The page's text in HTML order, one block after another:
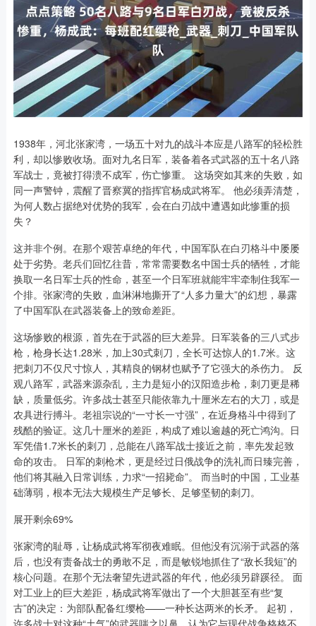
1938年，河北张家湾，一场五十对九的战斗本应是八路军的轻松胜
利，却以惨败收场。面对九名日军，装备着各式武器的五十名八路
军战士，竟被打得溃不成军，伤亡惨重。 这场突如其来的失败，如
同一声警钟，震醒了晋察冀的指挥官杨成武将军。 他必须弄清楚，
为何人数占据绝对优势的我军，会在白刃战中遭遇如此惨重的损
失？
这并非个例。在那个艰苦卓绝的年代，中国军队在白刃格斗中屡屡
处于劣势。老兵们回忆往昔，常常需要数名中国士兵的牺牲，才能
换取一名日军士兵的性命，甚至一个日军班就能牢牢牵制住我军一
个排。张家湾的失败，血淋淋地撕开了“人多力量大”的幻想，暴露
了中国军队在武器装备上的致命差距。
这场惨败的根源，首先在于武器的巨大差异。日军装备的三八式步
枪，枪身长达1.28米，加上30式刺刀，全长可达惊人的1.7米。这
把刺刀不仅尺寸惊人，其精良的钢材也赋予了它强大的杀伤力。 反
观八路军，武器来源杂乱，主力是短小的汉阳造步枪，刺刀更是稀
缺，质量低劣。许多战士甚至只能依靠九十厘米左右的大刀，或是
农具进行搏斗。老祖宗说的“一寸长一寸强”，在近身格斗中得到了
残酷的验证。这几十厘米的差距，构成了难以逾越的死亡鸿沟。日
军凭借1.7米长的刺刀，总能在八路军战士接近之前，率先发起致
命的攻击。 日军的刺枪术，更是经过日俄战争的洗礼而日臻完善，
他们将其融入日常训练，力求“一招毙命”。 而当时的中国，工业基
础薄弱，根本无法大规模生产足够长、足够坚韧的刺刀。
展开剩余69%
张家湾的耻辱，让杨成武将军彻夜难眠。但他没有沉溺于武器的落
后，也没有责备战士的勇敢不足，而是敏锐地抓住了“敌长我短”的
核心问题。在那个无法奢望先进武器的年代，他必须另辟蹊径。 面
对工业上的巨大差距，杨成武将军做出了一个大胆甚至有些“复
古”的决定：为部队配备红缨枪——一种长达两米的长矛。 起初，